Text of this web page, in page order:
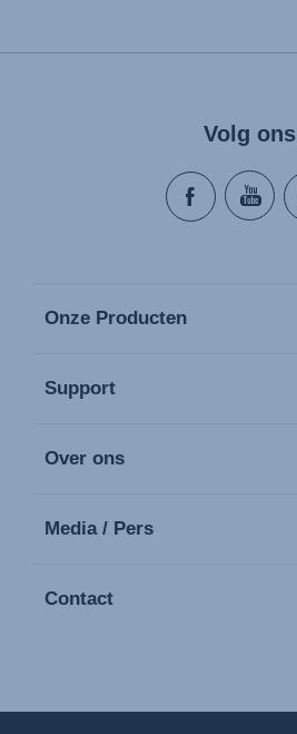
Volg ons
Onze Producten
Support
Over ons
Media / Pers
Contact